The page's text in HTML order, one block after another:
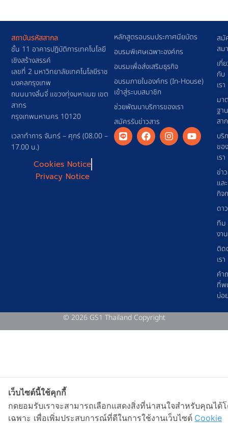
สมั
สม
เกี่
กับ
เรา
มา
ฐาน
สา
บริ
ของ
เรา
ข่า
และ
กิจ
ดา
ทีม
งาน
ติด
เรา
คำ
ที่พ
บ่อ
หลักสูตรอบรมประกาศนียบัตร
อบรมพิเศษเฉพาะองค์กร
อบรมเพื่อส่งเสริมธุรกิจ
อบรมภายในองค์กร (In-House)
เข้าสู่ระบบสมาชิก
ช่วยพัฒนาบริการของเรา
สมัครรับข่าวสาร
สถาบันรหัสสากล
ชั้น 11 อาคารปฎิบัติการเทคโนโลยี
เชิงสร้างสรรค์
เลขที่ 2 มหาวิทยาลัยเทคโนโลยีราช
มงคลกรุงเทพ
ถนนนางลิ้นจี่ แขวงทุ่งมหาเมฆ เขต
สาทร
กรุงเทพมหานคร 10120
เวลาทำการ จันทร์ – ศุกร์ (08.00 –
17.00 น.)
Cookies Notice
Privacy Notice
© 2026 GS1 Thailand Copyright
เว็บไซต์นี้ใช้คุกกี้
กดยอมรับเราจะสามารถเลือกแสดงสิ่งที่น่าสนใจสำหรับคุณได้
เฉพาะ เพื่อเพิ่มประสบการณ์ที่ดีในการใช้งานเว็บไซต์ Cookie